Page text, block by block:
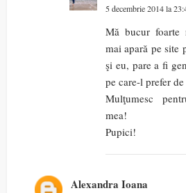
5 decembrie 2014 la
Mă bucur
mai apară pe site
şi eu, pare a fi
pe care-l prefer
Mulţumesc
mea!
Pupici!
Alexandra Ioana